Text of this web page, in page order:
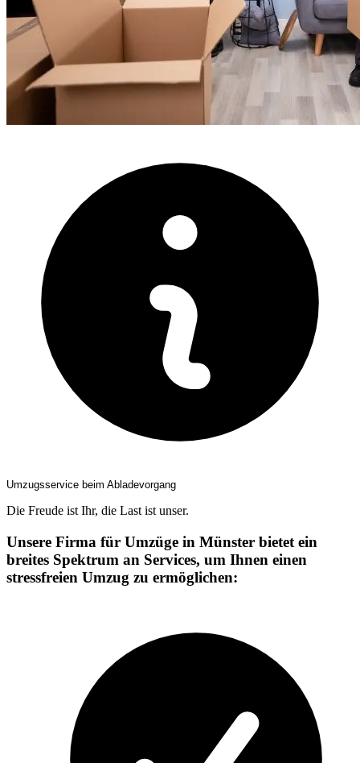
Umzugsservice beim Abladevorgang
Die Freude ist Ihr, die Last ist unser.
Unsere Firma für Umzüge in Münster bietet ein
breites Spektrum an Services, um Ihnen einen
stressfreien Umzug zu ermöglichen: